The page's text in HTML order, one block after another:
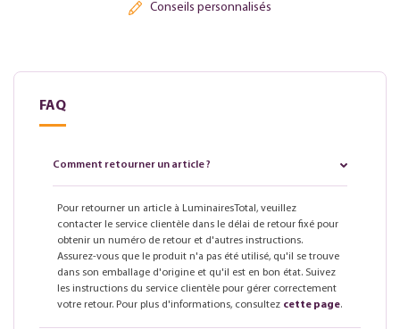
Conseils personnalisés
FAQ
Comment retourner un article ?
Pour retourner un article à LuminairesTotal, veuillez
contacter le service clientèle dans le délai de retour fixé pour
obtenir un numéro de retour et d'autres instructions.
Assurez-vous que le produit n'a pas été utilisé, qu'il se trouve
dans son emballage d'origine et qu'il est en bon état. Suivez
les instructions du service clientèle pour gérer correctement
votre retour. Pour plus d'informations, consultez cette page.